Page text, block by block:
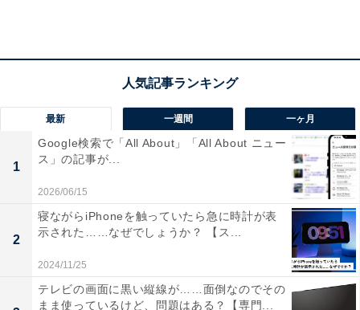
最新 一週間 一ヶ月
1
Google検索で「All About」「All About ニュー
ス」の記事が...
2026/06/15
2
寝ながらiPhoneを触っていたら急に時計が表
示された……なぜでしょうか？ 【ス...
2024/11/25
テレビの画面に黒い縦線が……面倒なのでその
まま使っているけど、問題はある？【専門...